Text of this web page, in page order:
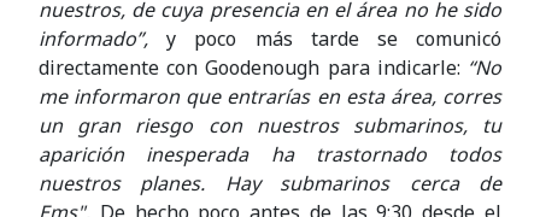
nuestros, de cuya presencia en el área no he sido
informado”,y poco más tarde se comunicó
directamente con Goodenough para indicarle: “No
me informaron que entrarías en esta área, corres
un gran riesgo con nuestros submarinos, tu
aparición inesperada ha trastornado todos
nuestros planes. Hay submarinos cerca de